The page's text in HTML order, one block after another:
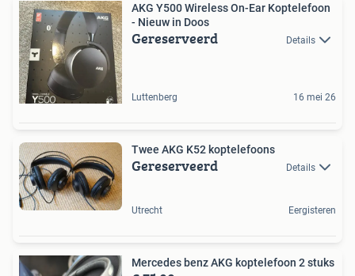
AKG Y500 Wireless On-Ear Koptelefoon
- Nieuw in Doos
Gereserveerd Details
Luttenberg 16 mei 26
Twee AKG K52 koptelefoons
Gereserveerd Details
Utrecht Eergisteren
Mercedes benz AKG koptelefoon 2 stuks